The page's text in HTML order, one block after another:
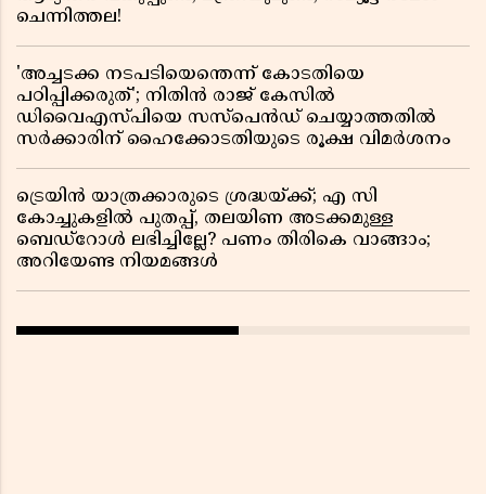
ചെന്നിത്തല!
'അച്ചടക്ക നടപടിയെന്തെന്ന് കോടതിയെ
പഠിപ്പിക്കരുത്'; നിതിൻ രാജ് കേസിൽ
ഡിവൈഎസ്പിയെ സസ്പെൻഡ് ചെയ്യാത്തതിൽ
സർക്കാരിന് ഹൈക്കോടതിയുടെ രൂക്ഷ വിമർശനം
ട്രെയിൻ യാത്രക്കാരുടെ ശ്രദ്ധയ്ക്ക്; എ സി
കോച്ചുകളിൽ പുതപ്പ്, തലയിണ അടക്കമുള്ള
ബെഡ്റോൾ ലഭിച്ചില്ലേ? പണം തിരികെ വാങ്ങാം;
അറിയേണ്ട നിയമങ്ങൾ